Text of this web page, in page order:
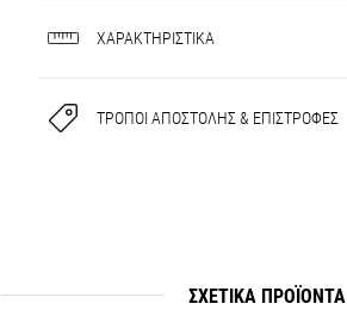
ΧΑΡΑΚΤΗΡΙΣΤΙΚΑ
ΤΡΟΠΟΙ ΑΠΟΣΤΟΛΗΣ & ΕΠΙΣΤΡΟΦΕΣ
ΣΧΕΤΙΚΆ ΠΡΟΪΟΝΤΑ